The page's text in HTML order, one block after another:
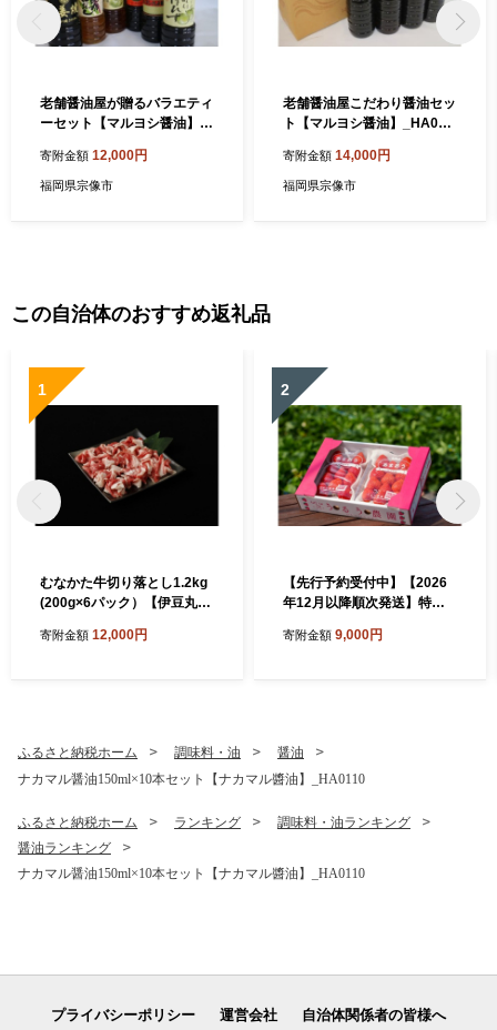
老舗醤油屋が贈るバラエティ
ーセット【マルヨシ醤油】_
寄附金額 12,000円
福岡県宗像市
老舗醤油屋こだわり醤油セッ
ト【マルヨシ醤油】_HA006
寄附金額 14,000円
福岡県宗像市
この自治体のおすすめ返礼品
1
むなかた牛切り落とし1.2kg
(200g×6パック）【伊豆丸商
肉 切り落とし 1.2kg 小分け
寄附金額 12,000円
2
【先行予約受付中】【2026
年12月以降順次発送】特別
るう農園】_HA1965
寄附金額 9,000円
ふるさと納税ホーム 調味料・油
醤油
ナカマル醤油150ml×10本セット【ナカマル醬油】_HA0110
ふるさと納税ホーム ランキング
調味料・油ランキング
醤油ランキング
ナカマル醤油150ml×10本セット【ナカマル醬油】_HA0110
プライバシーポリシー 運営会社 自治体関係者の皆様へ